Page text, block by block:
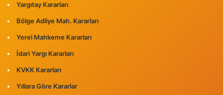
Yargıtay Kararları
Bölge Adliye Mah. Kararları
Yerel Mahkeme Kararları
İdari Yargı Kararları
KVKK Kararları
Yıllara Göre Kararlar